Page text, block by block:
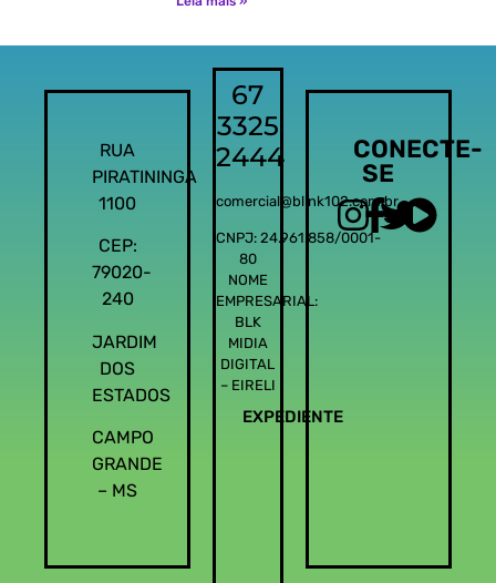
RUA
PIRATININGA
1100
CEP:
79020-
240
JARDIM
DOS
ESTADOS
CAMPO
GRANDE
– MS
67
3325
2444
comercial@blink102.com.br
CNPJ: 24.961.858/0001-
80
NOME
EMPRESARIAL:
BLK
MIDIA
DIGITAL
– EIRELI
EXPEDIENTE
CONECTE-
SE